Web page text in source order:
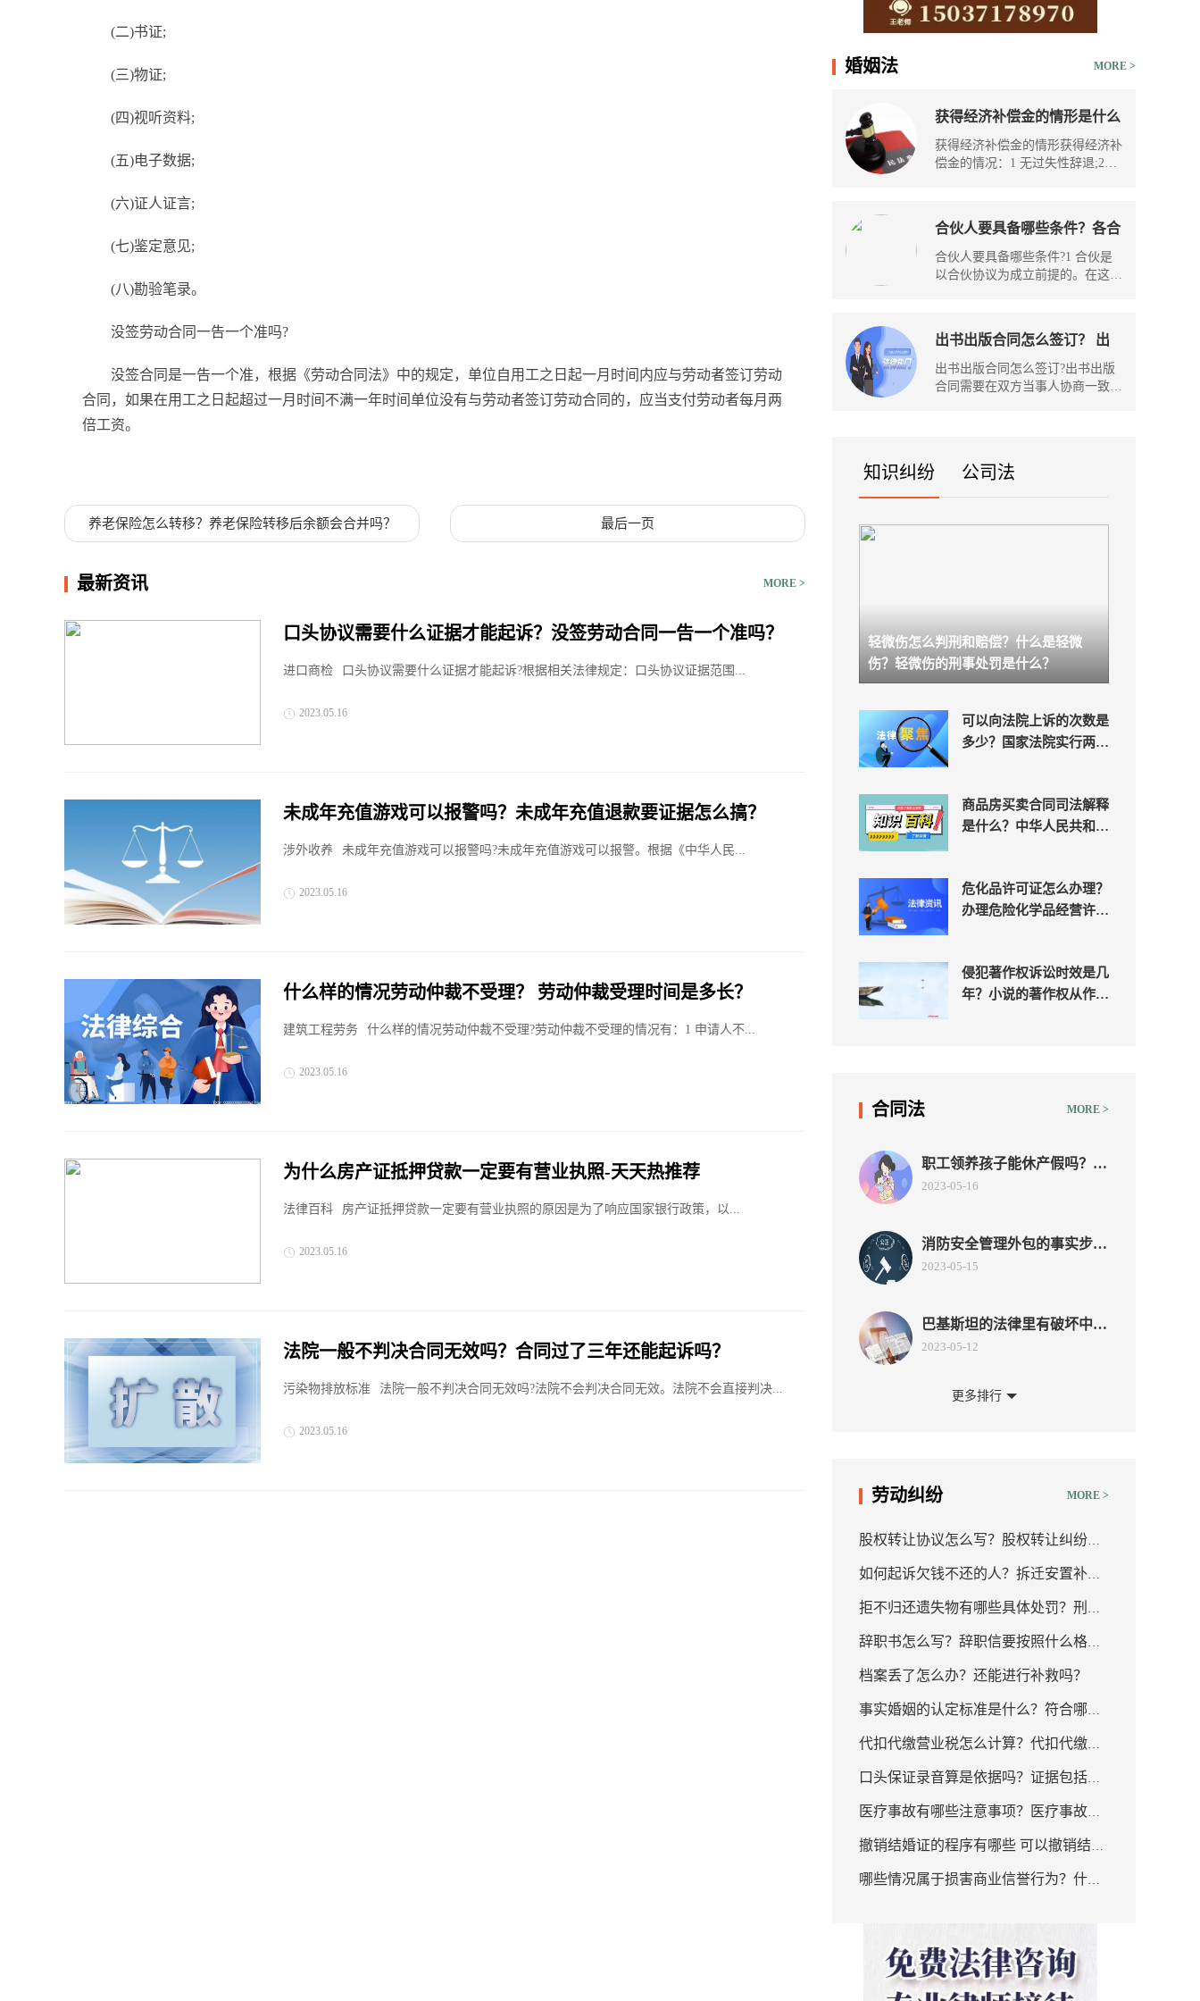
(二)书证;
(三)物证;
(四)视听资料;
(五)电子数据;
(六)证人证言;
(七)鉴定意见;
(八)勘验笔录。
没签劳动合同一告一个准吗?
没签合同是一告一个准，根据《劳动合同法》中的规定，单位自用工之日起一月时间内应与劳动者签订劳动
合同，如果在用工之日起超过一月时间不满一年时间单位没有与劳动者签订劳动合同的，应当支付劳动者每月两
倍工资。
养老保险怎么转移？养老保险转移后余额会合并吗？ 最后一页
MORE >
最新资讯
口头协议需要什么证据才能起诉？没签劳动合同一告一个准吗？
进口商检 口头协议需要什么证据才能起诉?根据相关法律规定：口头协议证据范围...
2023.05.16
未成年充值游戏可以报警吗？未成年充值退款要证据怎么搞？
涉外收养 未成年充值游戏可以报警吗?未成年充值游戏可以报警。根据《中华人民...
2023.05.16
什么样的情况劳动仲裁不受理？ 劳动仲裁受理时间是多长？
建筑工程劳务 什么样的情况劳动仲裁不受理?劳动仲裁不受理的情况有：1 申请人不...
2023.05.16
为什么房产证抵押贷款一定要有营业执照-天天热推荐
法律百科 房产证抵押贷款一定要有营业执照的原因是为了响应国家银行政策，以...
2023.05.16
法院一般不判决合同无效吗？合同过了三年还能起诉吗？
污染物排放标准 法院一般不判决合同无效吗?法院不会判决合同无效。法院不会直接判决...
2023.05.16
MORE >
婚姻法
获得经济补偿金的情形是什么
经济补偿金可以放弃吗？
获得经济补偿金的情形获得经济补
偿金的情况：1 无过失性辞退;2
合伙人要具备哪些条件？各合
伙人对合伙企业的权利和义务
具体包括哪些？
合伙人要具备哪些条件?1 合伙是
以合伙协议为成立前提的。在这
出书出版合同怎么签订？ 出
版合同属于什么合同？
出书出版合同怎么签订?出书出版
合同需要在双方当事人协商一致，
知识纠纷 公司法
轻微伤怎么判刑和赔偿？什么是轻微
伤？轻微伤的刑事处罚是什么？
可以向法院上诉的次数是
多少？国家法院实行两审
商品房买卖合同司法解释
是什么？中华人民共和国
危化品许可证怎么办理？
办理危险化学品经营许可
侵犯著作权诉讼时效是几
年？小说的著作权从作品
MORE >
合同法
职工领养孩子能休产假吗？领
养孩子能领养多大的？
2023-05-16
消防安全管理外包的事实步骤
有哪些？消防安全管理外包有
2023-05-15
巴基斯坦的法律里有破坏中巴
友谊罪吗？巴基斯坦为什么和
2023-05-12
广西公积金预约提取的注意事
消费者权益不能得到保护怎么
办？网上直播带货真的安全
2023-05-09
民事诉讼流程民事诉讼流程怎
么走？民事诉讼的特点有哪
些？
更多排行
MORE >
劳动纠纷
股权转让协议怎么写？股权转让纠纷的
管辖法院是什么？
如何起诉欠钱不还的人？拆迁安置补偿
纠纷哪类案件？
拒不归还遗失物有哪些具体处罚？刑法
有哪些规定？
辞职书怎么写？辞职信要按照什么格式
写？用人单位与劳动者协商一致可以解
除劳动合同吗？
档案丢了怎么办？还能进行补救吗？
事实婚姻的认定标准是什么？符合哪些
条件的认定构成事实婚姻？
代扣代缴营业税怎么计算？代扣代缴营
业税犯法吗？
口头保证录音算是依据吗？证据包括哪
些内容？
医疗事故有哪些注意事项？医疗事故如
何赔偿？
撤销结婚证的程序有哪些 可以撤销结婚
证登记吗？
哪些情况属于损害商业信誉行为？什么